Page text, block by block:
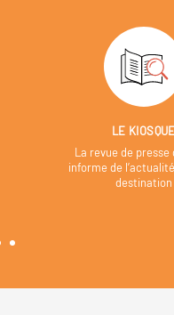
LE
La revue de presse
informe de
destination